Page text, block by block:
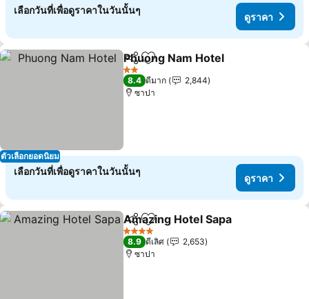
เลือกวันที่เพื่อดูราคาในวันนั้นๆ
ดูราคา
ตัวเลือกยอดนิยม
แชร์ เพิ่มในรายการโปรด
Phuong Nam Hotel
2 ดาว
8.4 ดีมาก
2,844
ซาปา
เลือกวันที่เพื่อดูราคาในวันนั้นๆ
ดูราคา
แชร์ เพิ่มในรายการโปรด
Amazing Hotel Sapa
4 ดาว
8.9 ดีเลิศ
2,653
ซาปา